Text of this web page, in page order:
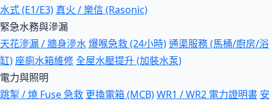
水式 (E1/E3) 真火 / 樂信 (Rasonic)
緊急水務與滲漏
天花滲漏 / 牆身滲水爆喉急救 (24小時)通渠服務 (馬桶/廚房/浴
缸) 座廁水箱維修全屋水壓提升 (加裝水泵)
電力與照明
跳掣 / 燒 Fuse 急救 更換電箱 (MCB)WR1 / WR2 電力證明書 安